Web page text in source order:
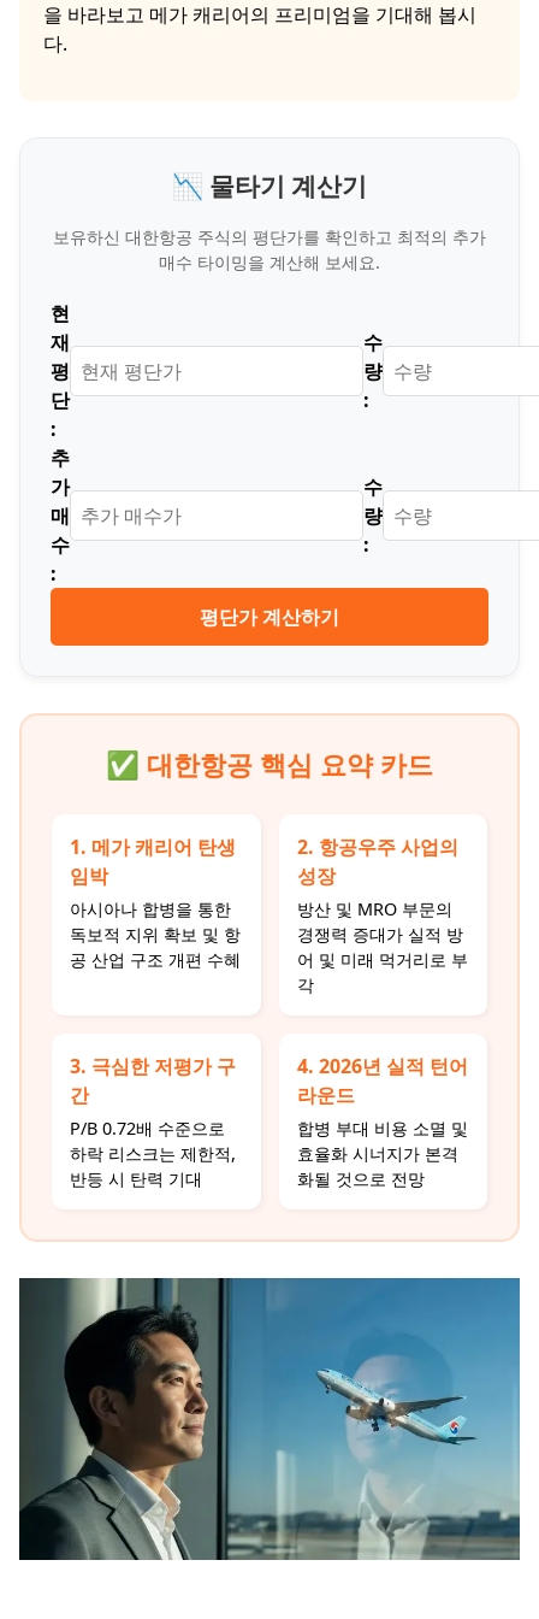
을 바라보고 메가 캐리어의 프리미엄을 기대해 봅시
다.
📉 물타기 계산기
보유하신 대한항공 주식의 평단가를 확인하고 최적의 추가
매수 타이밍을 계산해 보세요.
현
재
평
단
:
수
량
:
추
가
매
수
:
수
량
:
평단가 계산하기
✅ 대한항공 핵심 요약 카드
1. 메가 캐리어 탄생
임박
아시아나 합병을 통한
독보적 지위 확보 및 항
공 산업 구조 개편 수혜
2. 항공우주 사업의
성장
방산 및 MRO 부문의
경쟁력 증대가 실적 방
어 및 미래 먹거리로 부
각
3. 극심한 저평가 구
간
P/B 0.72배 수준으로
하락 리스크는 제한적,
반등 시 탄력 기대
4. 2026년 실적 턴어
라운드
합병 부대 비용 소멸 및
효율화 시너지가 본격
화될 것으로 전망